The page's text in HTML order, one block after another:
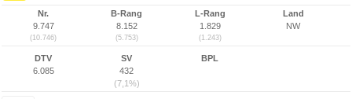
Nr.
9.747
(10.746)
B-Rang
8.152
(5.753)
L-Rang
1.829
(1.243)
Land
NW
DTV
6.085
SV
432
(7,1%)
BPL